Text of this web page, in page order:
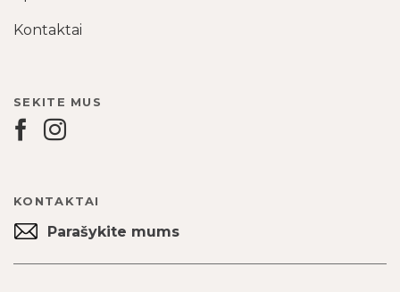
Kontaktai
SEKITE MUS
KONTAKTAI
Parašykite mums